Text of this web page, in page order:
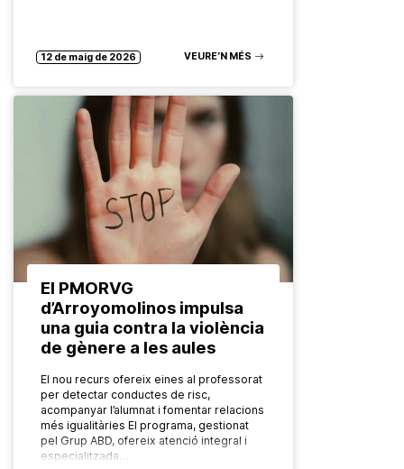
12 de maig de 2026 VEURE’N MÉS
El PMORVG
d’Arroyomolinos impulsa
una guia contra la violència
de gènere a les aules
El nou recurs ofereix eines al professorat
per detectar conductes de risc,
acompanyar l’alumnat i fomentar relacions
més igualitàries El programa, gestionat
pel Grup ABD, ofereix atenció integral i
especialitzada…